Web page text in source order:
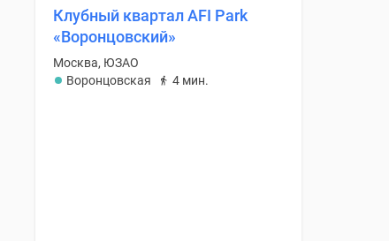
Клубный квартал AFI Park
«Воронцовский»
Москва, ЮЗАО
Воронцовская
4 мин.